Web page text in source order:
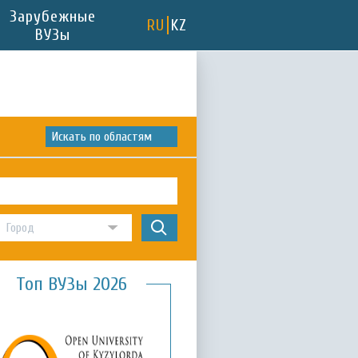
Зарубежные
ВУЗы
RU KZ
Искать по областям
Топ ВУЗы 2026